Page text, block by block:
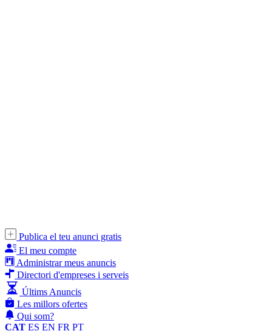
Publica el teu anunci gratis
El meu compte
Administrar meus anuncis
Directori d'empreses i serveis
Últims Anuncis
Les millors ofertes
Qui som?
CAT ES EN FR PT